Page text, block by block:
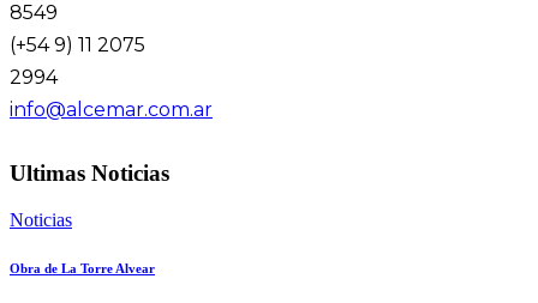
8549
(+54 9) 11 2075
2994
info@alcemar.com.ar
Ultimas Noticias
Noticias
Obra de La Torre Alvear